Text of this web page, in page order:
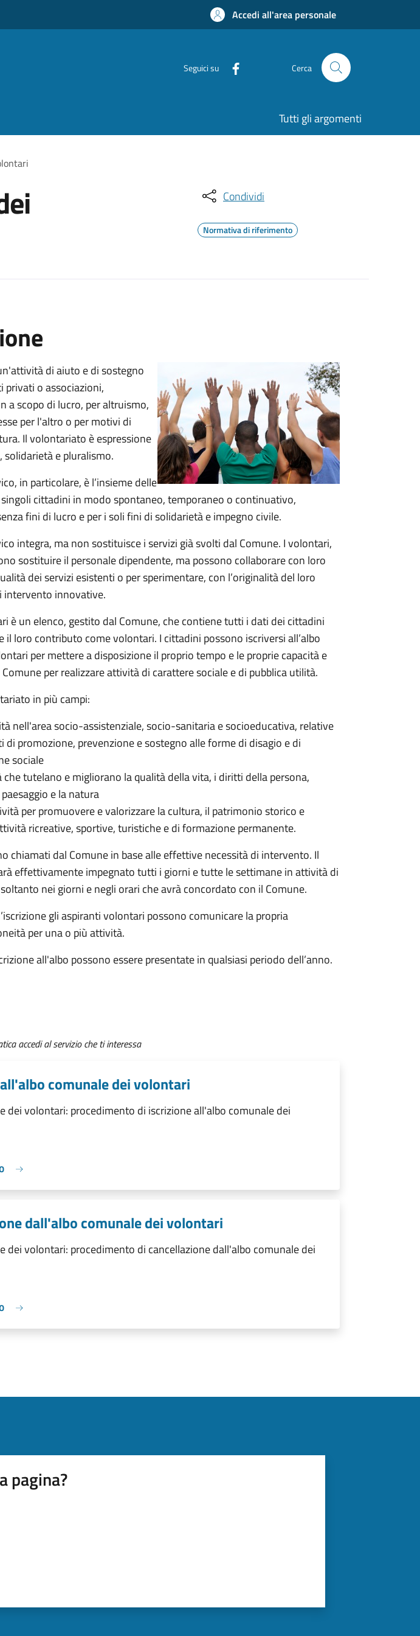
Accedi all'area personale
Seguici su Cerca
Tutti gli argomenti
Condividi
Normativa di riferimento
di aiuto e di sostegno
privati o associazioni,
a scopo di lucro, per altruismo,
per l'altro o per motivi di
Il volontariato è espressione
solidarietà e pluralismo.
in particolare, è l’insieme delle
cittadini in modo spontaneo, temporaneo o continuativo,
fini di lucro e per i soli fini di solidarietà e impegno civile.
integra, ma non sostituisce i servizi già svolti dal Comune. I volontari,
sostituire il personale dipendente, ma possono collaborare con loro
dei servizi esistenti o per sperimentare, con l’originalità del loro
intervento innovative.
è un elenco, gestito dal Comune, che contiene tutti i dati dei cittadini
il loro contributo come volontari. I cittadini possono iscriversi all’albo
per mettere a disposizione il proprio tempo e le proprie capacità e
per realizzare attività di carattere sociale e di pubblica utilità.
in più campi:
nell'area socio-assistenziale, socio-sanitaria e socioeducativa, relative
di promozione, prevenzione e sostegno alle forme di disagio e di
sociale
tutelano e migliorano la qualità della vita, i diritti della persona,
e la natura
per promuovere e valorizzare la cultura, il patrimonio storico e
ricreative, sportive, turistiche e di formazione permanente.
chiamati dal Comune in base alle effettive necessità di intervento. Il
effettivamente impegnato tutti i giorni e tutte le settimane in attività di
nei giorni e negli orari che avrà concordato con il Comune.
gli aspiranti volontari possono comunicare la propria
per una o più attività.
all'albo possono essere presentate in qualsiasi periodo dell’anno.
accedi al servizio che ti interessa
comunale dei volontari
dei volontari: procedimento di iscrizione all'albo comunale dei
dall'albo comunale dei volontari
dei volontari: procedimento di cancellazione dall'albo comunale dei
pagina?